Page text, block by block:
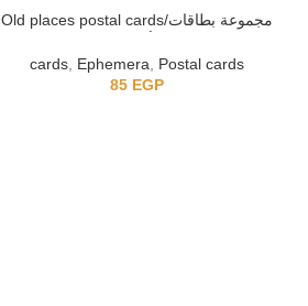
Old places postal cards/مجموعة بطاقات
cards, Ephemera
Postal cards
85 EGP